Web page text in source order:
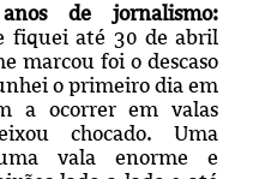
de jornalismo:
fiquei até 30 de abril
marcou foi o descaso
o primeiro dia em
a ocorrer em valas
chocado. Uma
vala enorme e